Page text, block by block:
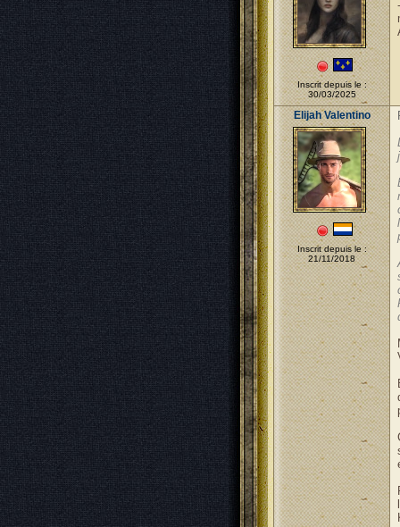
Inscrit depuis le :
30/03/2025
Elijah Valentino
Inscrit depuis le :
21/11/2018